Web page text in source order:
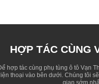
HỢP TÁC CÙNG
hợp tác cùng phụ tùng ô tô Vạn
thoại vào bên dưới. Chúng tôi
gian sớm